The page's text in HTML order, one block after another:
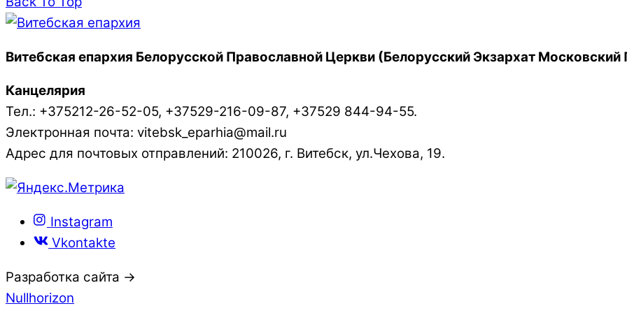
Витебская епархия Белорусской Православной Церкви (Белорусский Экзархат Московский
Канцелярия
Тел.: +375212-26-52-05, +37529-216-09-87, +37529 844-94-55.
Электронная почта: vitebsk_eparhia@mail.ru
Адрес для почтовых отправлений: 210026, г. Витебск, ул.Чехова, 19.
Instagram
Vkontakte
Разработка сайта →
Nullhorizon